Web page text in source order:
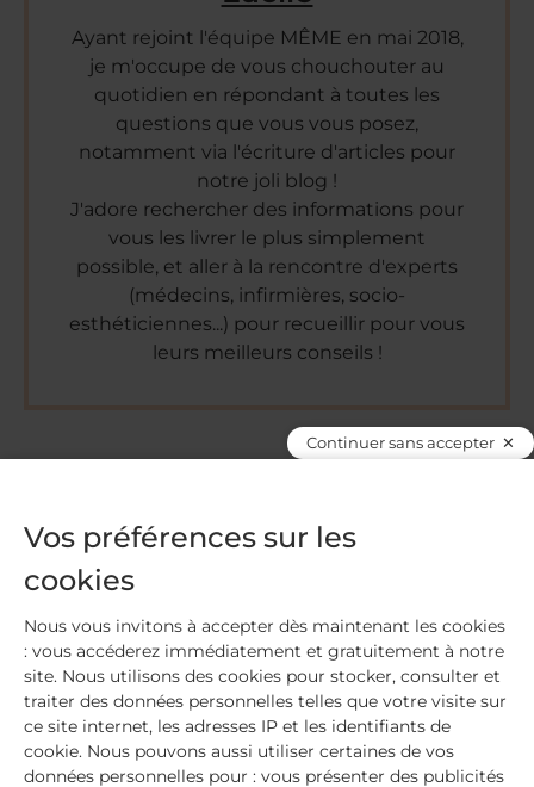
Ayant rejoint l'équipe MÊME en mai 2018,
je m'occupe de vous chouchouter au
quotidien en répondant à toutes les
questions que vous vous posez,
notamment via l'écriture d'articles pour
notre joli blog !
J'adore rechercher des informations pour
vous les livrer le plus simplement
possible, et aller à la rencontre d'experts
(médecins, infirmières, socio-
esthéticiennes...) pour recueillir pour vous
leurs meilleurs conseils !
Laisser un commentaire
* champs obligatoires
Commentaire
Continuer sans accepter
Vos préférences sur les
cookies
Nous vous invitons à accepter dès maintenant les cookies
: vous accéderez immédiatement et gratuitement à notre
site. Nous utilisons des cookies pour stocker, consulter et
traiter des données personnelles telles que votre visite sur
ce site internet, les adresses IP et les identifiants de
cookie. Nous pouvons aussi utiliser certaines de vos
données personnelles pour : vous présenter des publicités